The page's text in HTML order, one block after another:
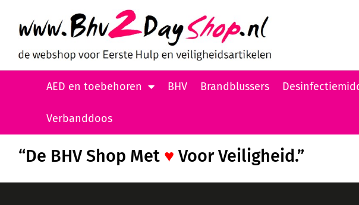
AED en toebehoren BHV Brandblussers
Verbanddoos
“De BHV Shop Met ♥ Voor Veiligheid.”